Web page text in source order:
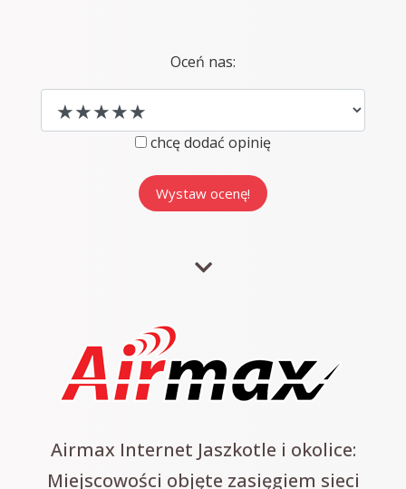
Oceń nas:
chcę dodać opinię
Airmax Internet Jaszkotle i okolice:
Miejscowości objęte zasięgiem sieci